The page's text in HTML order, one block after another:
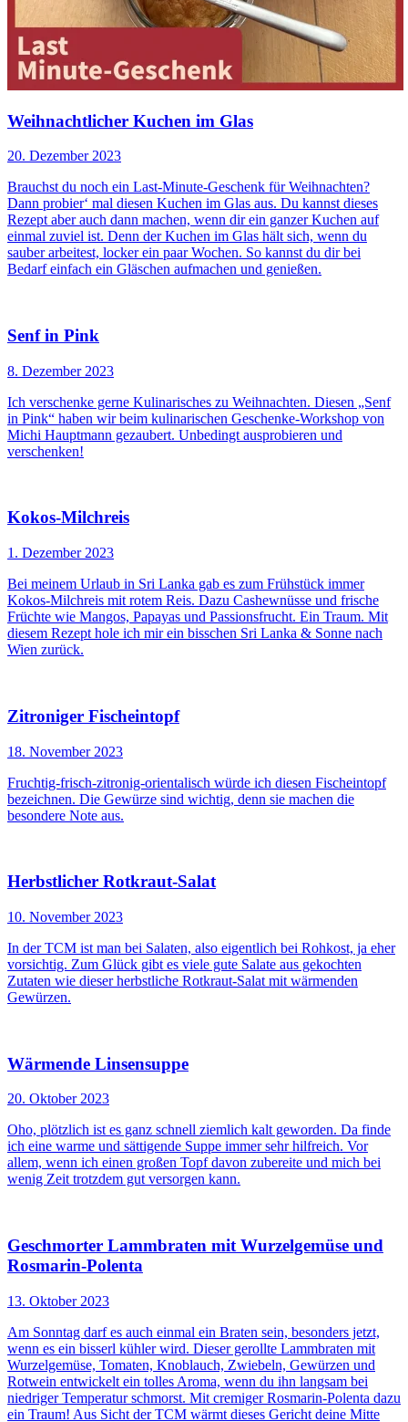
Weihnachtlicher Kuchen im Glas
20. Dezember 2023
Brauchst du noch ein Last-Minute-Geschenk für Weihnachten?
Dann probier‘ mal diesen Kuchen im Glas aus. Du kannst dieses
Rezept aber auch dann machen, wenn dir ein ganzer Kuchen auf
einmal zuviel ist. Denn der Kuchen im Glas hält sich, wenn du
sauber arbeitest, locker ein paar Wochen. So kannst du dir bei
Bedarf einfach ein Gläschen aufmachen und genießen.
Senf in Pink
8. Dezember 2023
Ich verschenke gerne Kulinarisches zu Weihnachten. Diesen „Senf
in Pink“ haben wir beim kulinarischen Geschenke-Workshop von
Michi Hauptmann gezaubert. Unbedingt ausprobieren und
verschenken!
Kokos-Milchreis
1. Dezember 2023
Bei meinem Urlaub in Sri Lanka gab es zum Frühstück immer
Kokos-Milchreis mit rotem Reis. Dazu Cashewnüsse und frische
Früchte wie Mangos, Papayas und Passionsfrucht. Ein Traum. Mit
diesem Rezept hole ich mir ein bisschen Sri Lanka & Sonne nach
Wien zurück.
Zitroniger Fischeintopf
18. November 2023
Fruchtig-frisch-zitronig-orientalisch würde ich diesen Fischeintopf
bezeichnen. Die Gewürze sind wichtig, denn sie machen die
besondere Note aus.
Herbstlicher Rotkraut-Salat
10. November 2023
In der TCM ist man bei Salaten, also eigentlich bei Rohkost, ja eher
vorsichtig. Zum Glück gibt es viele gute Salate aus gekochten
Zutaten wie dieser herbstliche Rotkraut-Salat mit wärmenden
Gewürzen.
Wärmende Linsensuppe
20. Oktober 2023
Oho, plötzlich ist es ganz schnell ziemlich kalt geworden. Da finde
ich eine warme und sättigende Suppe immer sehr hilfreich. Vor
allem, wenn ich einen großen Topf davon zubereite und mich bei
wenig Zeit trotzdem gut versorgen kann.
Geschmorter Lammbraten mit Wurzelgemüse und
Rosmarin-Polenta
13. Oktober 2023
Am Sonntag darf es auch einmal ein Braten sein, besonders jetzt,
wenn es ein bisserl kühler wird. Dieser gerollte Lammbraten mit
Wurzelgemüse, Tomaten, Knoblauch, Zwiebeln, Gewürzen und
Rotwein entwickelt ein tolles Aroma, wenn du ihn langsam bei
niedriger Temperatur schmorst. Mit cremiger Rosmarin-Polenta dazu
ein Traum! Aus Sicht der TCM wärmt dieses Gericht deine Mitte